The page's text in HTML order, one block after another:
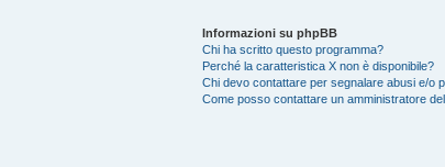
Informazioni su phpBB
Chi ha scritto questo programma?
Perché la caratteristica X non è disponibile?
Chi devo contattare per segnalare abusi e/o
Come posso contattare un amministratore